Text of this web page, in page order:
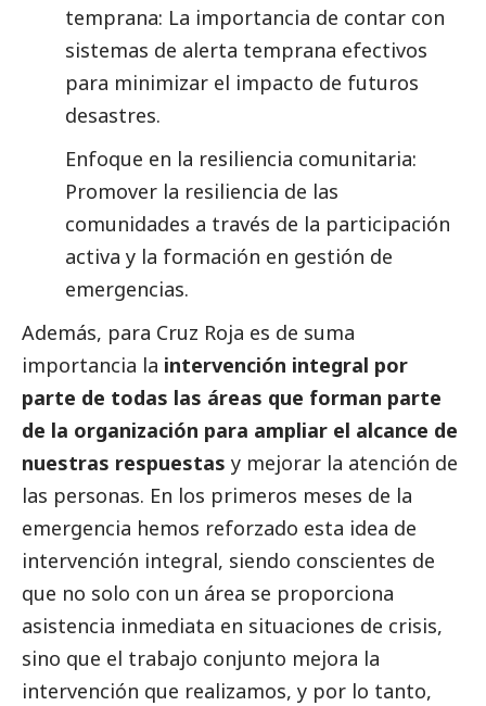
temprana: La importancia de contar con
sistemas de alerta temprana efectivos
para minimizar el impacto de futuros
desastres.
Enfoque en la resiliencia comunitaria:
Promover la resiliencia de las
comunidades a través de la participación
activa y la formación en gestión de
emergencias.
Además, para Cruz Roja es de suma
importancia la intervención integral por
parte de todas las áreas que forman parte
de la organización para ampliar el alcance de
nuestras respuestas y mejorar la atención de
las personas. En los primeros meses de la
emergencia hemos reforzado esta idea de
intervención integral, siendo conscientes de
que no solo con un área se proporciona
asistencia inmediata en situaciones de crisis,
sino que el trabajo conjunto mejora la
intervención que realizamos, y por lo tanto,